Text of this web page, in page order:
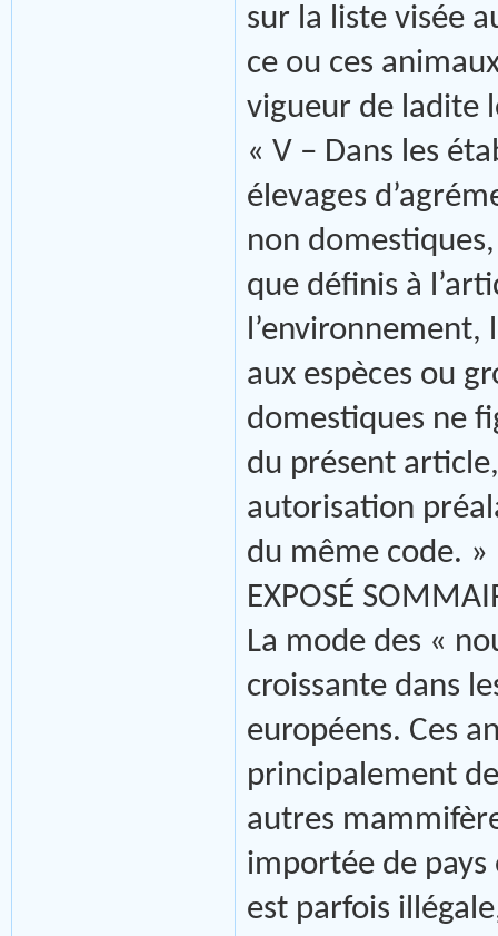
sur la liste visée
ce ou ces
vigueur de ladite
« V – Dans les
élevages
non
que définis à
l’environnement,
aux espèces ou
domestiques ne
du présent
autorisation
du même code. »
EXPOSÉ
La mode des «
croissante dans
européens. Ces
principalement
autres
importée de pays
est parfois